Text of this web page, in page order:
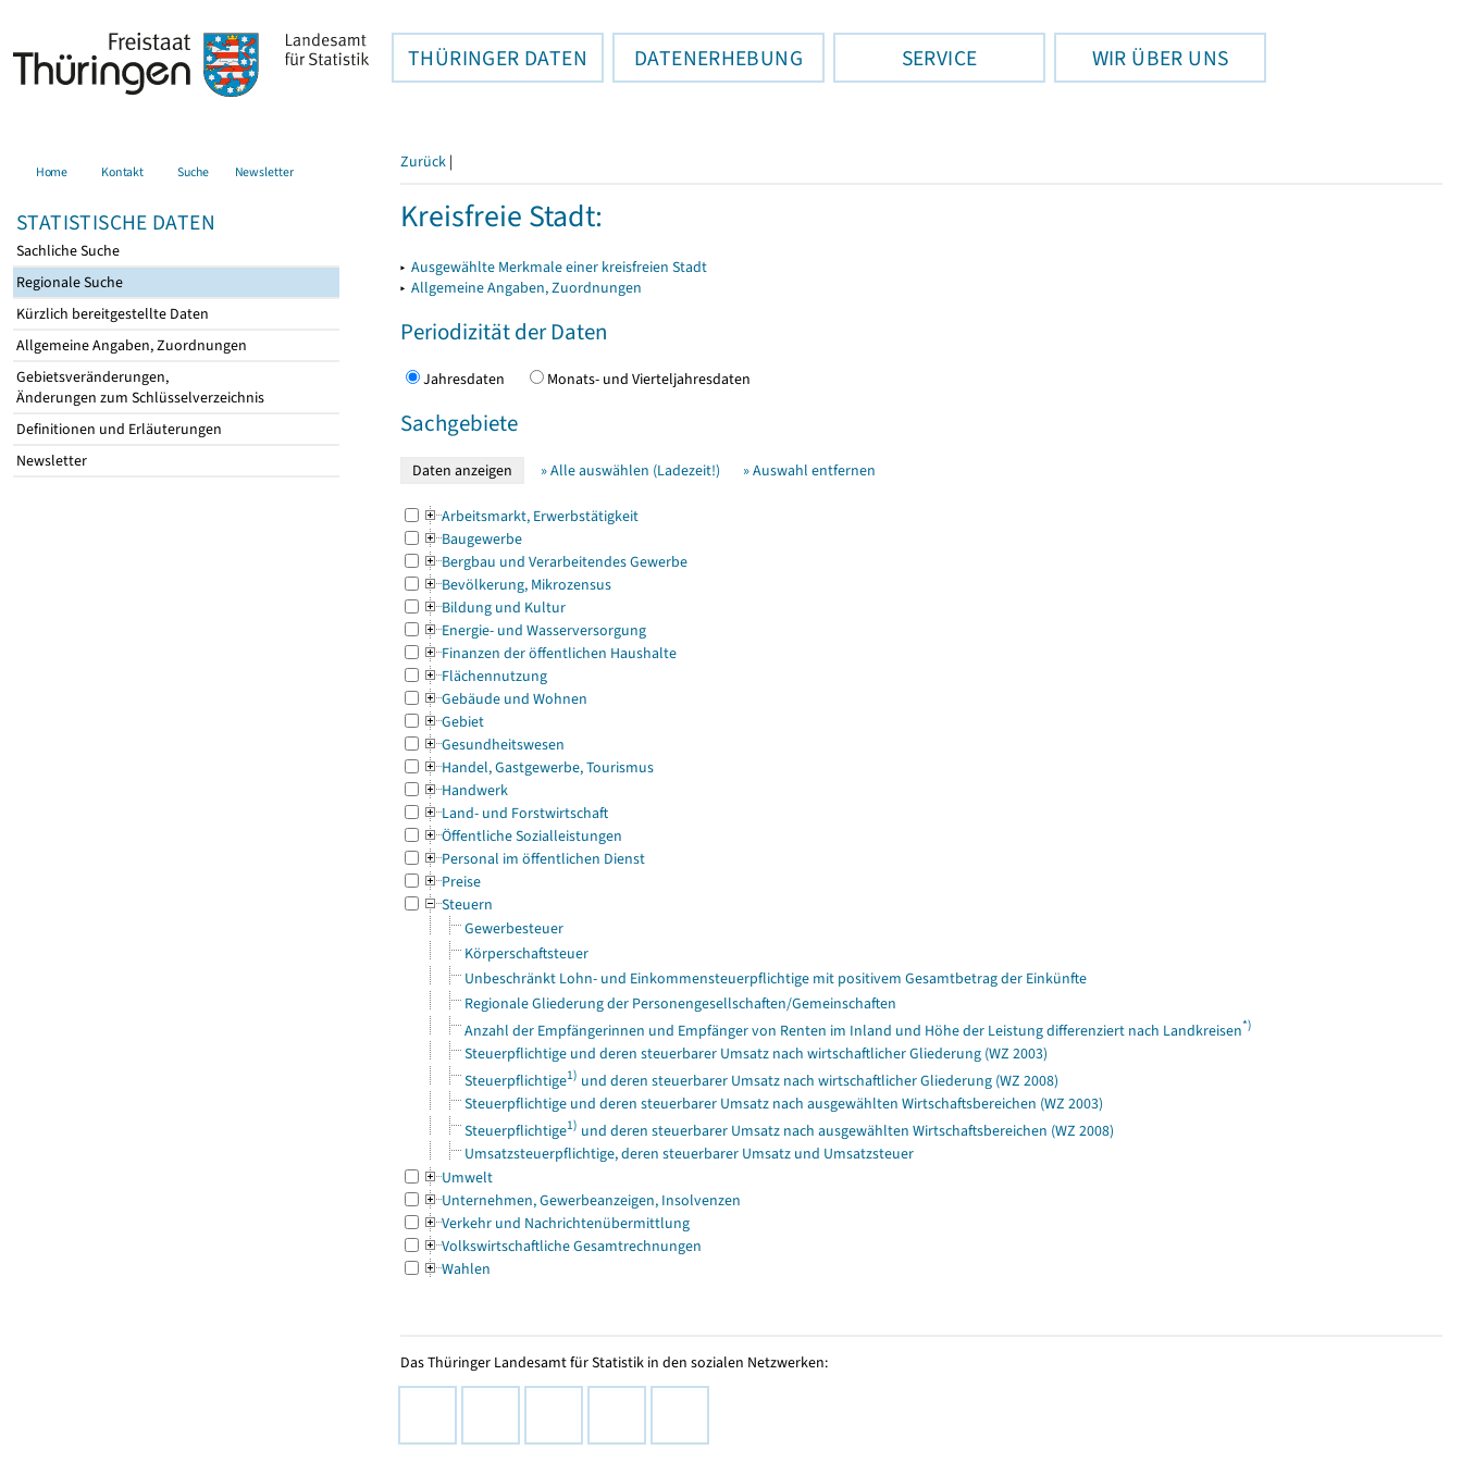
THÜRINGER DATEN DATENERHEBUNG SERVICE WIR ÜBER UNS
Home Kontakt Suche Newsletter
STATISTISCHE DATEN
Sachliche Suche
Regionale Suche
Kürzlich bereitgestellte Daten
Allgemeine Angaben, Zuordnungen
Gebietsveränderungen,
Änderungen zum Schlüsselverzeichnis
Definitionen und Erläuterungen
Newsletter
Zurück |
Kreisfreie Stadt:
▸ Ausgewählte Merkmale einer kreisfreien Stadt
▸ Allgemeine Angaben, Zuordnungen
Periodizität der Daten
Jahresdaten Monats- und Vierteljahresdaten
Sachgebiete
» Alle auswählen (Ladezeit!) » Auswahl entfernen
Arbeitsmarkt, Erwerbstätigkeit
Baugewerbe
Bergbau und Verarbeitendes Gewerbe
Bevölkerung, Mikrozensus
Bildung und Kultur
Energie- und Wasserversorgung
Finanzen der öffentlichen Haushalte
Flächennutzung
Gebäude und Wohnen
Gebiet
Gesundheitswesen
Handel, Gastgewerbe, Tourismus
Handwerk
Land- und Forstwirtschaft
Öffentliche Sozialleistungen
Personal im öffentlichen Dienst
Preise
Steuern
Gewerbesteuer
Körperschaftsteuer
Unbeschränkt Lohn- und Einkommensteuerpflichtige mit positivem Gesamtbetrag der Einkünfte
Regionale Gliederung der Personengesellschaften/Gemeinschaften
Anzahl der Empfängerinnen und Empfänger von Renten im Inland und Höhe der Leistung differenziert nach Landkreisen*)
Steuerpflichtige und deren steuerbarer Umsatz nach wirtschaftlicher Gliederung (WZ 2003)
Steuerpflichtige1) und deren steuerbarer Umsatz nach wirtschaftlicher Gliederung (WZ 2008)
Steuerpflichtige und deren steuerbarer Umsatz nach ausgewählten Wirtschaftsbereichen (WZ 2003)
Steuerpflichtige1) und deren steuerbarer Umsatz nach ausgewählten Wirtschaftsbereichen (WZ 2008)
Umsatzsteuerpflichtige, deren steuerbarer Umsatz und Umsatzsteuer
Umwelt
Unternehmen, Gewerbeanzeigen, Insolvenzen
Verkehr und Nachrichtenübermittlung
Volkswirtschaftliche Gesamtrechnungen
Wahlen
Das Thüringer Landesamt für Statistik in den sozialen Netzwerken: